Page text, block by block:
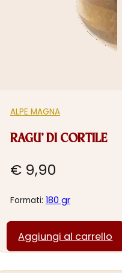
ALPE MAGNA
RAGU’ DI CORTILE
€9,90
Formati: 180 gr
Aggiungi al carrello